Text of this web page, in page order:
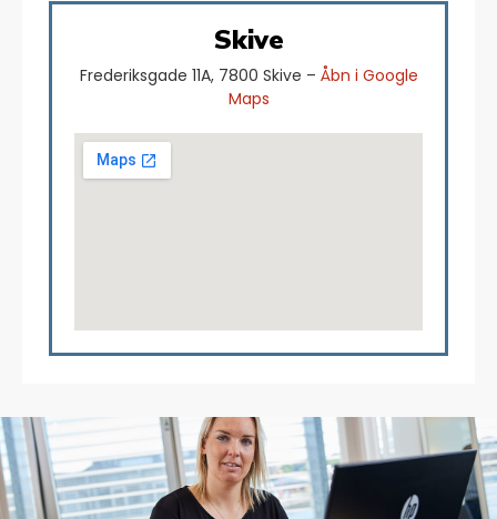
Skive
Frederiksgade 11A, 7800 Skive – Åbn i Google
Maps